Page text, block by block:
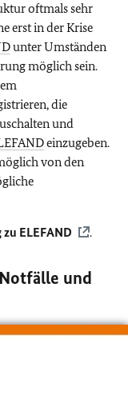
oftmals sehr
erst in der Krise
unter Umständen
möglich sein.
die
und
einzugeben.
von den
zu ELEFAND .
und